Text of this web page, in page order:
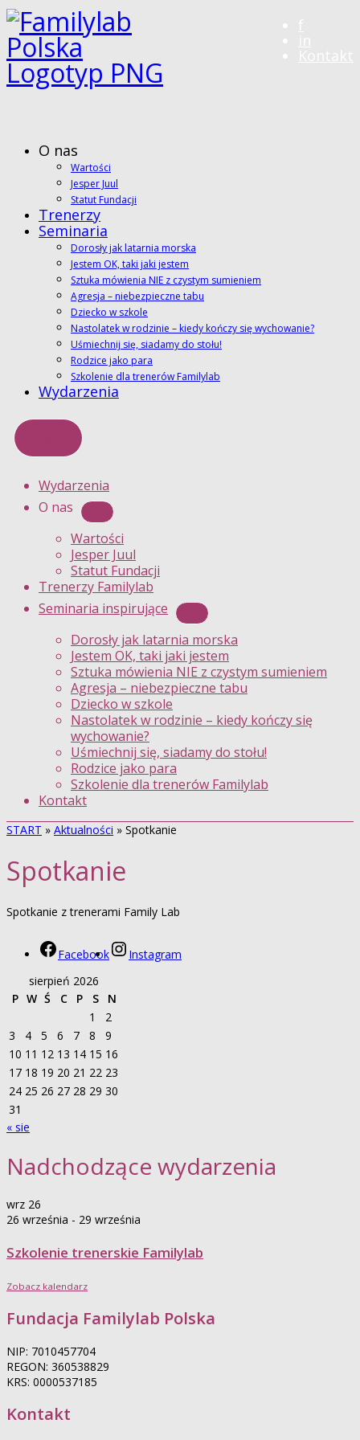
O nas
Wartości
Jesper Juul
Statut Fundacji
Trenerzy
Seminaria
Dorosły jak latarnia morska
Jestem OK, taki jaki jestem
Sztuka mówienia NIE z czystym sumieniem
Agresja – niebezpieczne tabu
Dziecko w szkole
Nastolatek w rodzinie – kiedy kończy się wychowanie?
Uśmiechnij się, siadamy do stołu!
Rodzice jako para
Szkolenie dla trenerów Familylab
Wydarzenia
Wydarzenia
O nas
Wartości
Jesper Juul
Statut Fundacji
Trenerzy Familylab
Seminaria inspirujące
Dorosły jak latarnia morska
Jestem OK, taki jaki jestem
Sztuka mówienia NIE z czystym sumieniem
Agresja – niebezpieczne tabu
Dziecko w szkole
Nastolatek w rodzinie – kiedy kończy się
wychowanie?
Uśmiechnij się, siadamy do stołu!
Rodzice jako para
Szkolenie dla trenerów Familylab
Kontakt
START » Aktualności » Spotkanie
Spotkanie
Spotkanie z trenerami Family Lab
Facebook
Instagram
sierpień 2026
P W Ś C P S
N
1
2
3
4 5 6 7 8
9
10 11 12 13 14 15 16
17 18 19 20 21 22 23
24 25 26 27 28 29 30
31
« sie
Nadchodzące wydarzenia
wrz 26
26 września - 29 września
Szkolenie trenerskie Familylab
Zobacz kalendarz
Fundacja Familylab Polska
NIP: 7010457704
REGON: 360538829
KRS: 0000537185
Kontakt